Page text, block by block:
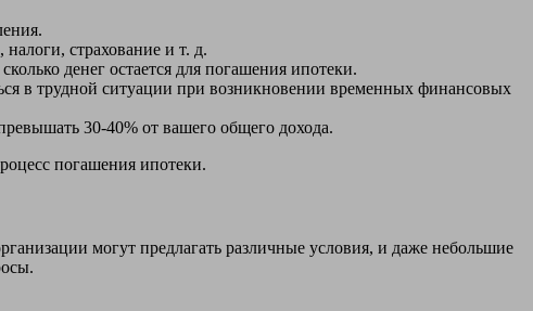
страхование и т. д.
денег остается для погашения ипотеки.
в трудной ситуации при возникновении временных финансовых
30-40% от вашего общего дохода.
погашения ипотеки.
могут предлагать различные условия, и даже небольшие